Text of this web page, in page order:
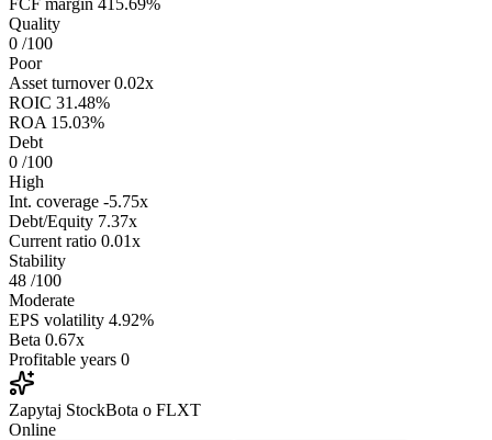
FCF margin 415.69%
Quality
0 /100
Poor
Asset turnover 0.02x
ROIC 31.48%
ROA 15.03%
Debt
0 /100
High
Int. coverage -5.75x
Debt/Equity 7.37x
Current ratio 0.01x
Stability
48 /100
Moderate
EPS volatility 4.92%
Beta 0.67x
Profitable years 0
Zapytaj StockBota o FLXT
Online